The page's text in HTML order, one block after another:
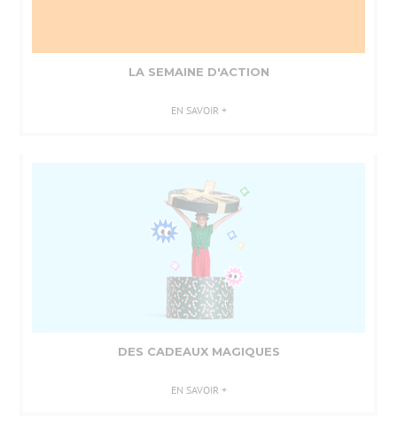
LA SEMAINE D'ACTION
EN SAVOIR +
DES CADEAUX MAGIQUES
EN SAVOIR +